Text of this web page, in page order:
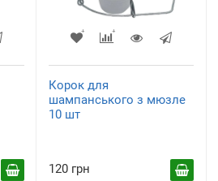
Корок для
шампанського з мюзле
10 шт
120 грн